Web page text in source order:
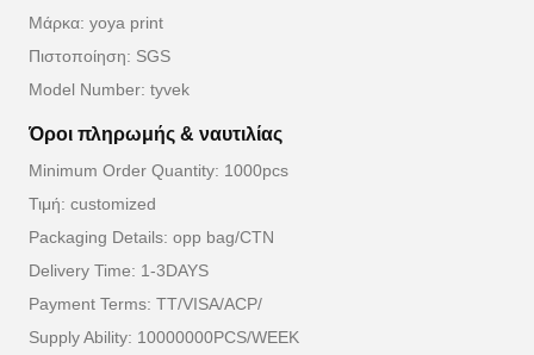
Μάρκα: yoya print
Πιστοποίηση: SGS
Model Number: tyvek
Όροι πληρωμής & ναυτιλίας
Minimum Order Quantity: 1000pcs
Τιμή: customized
Packaging Details: opp bag/CTN
Delivery Time: 1-3DAYS
Payment Terms: TT/VISA/ACP/
Supply Ability: 10000000PCS/WEEK